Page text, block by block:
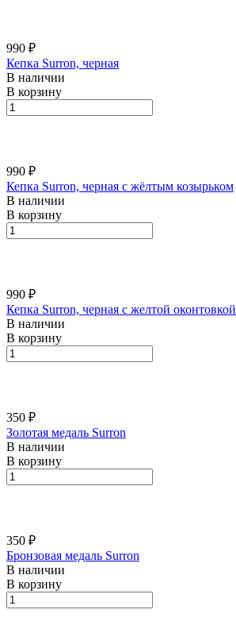
990 ₽
Кепка Surron, черная
В наличии
В корзину
990 ₽
Кепка Surron, черная с жёлтым козырьком
В наличии
В корзину
990 ₽
Кепка Surron, черная с желтой оконтовкой
В наличии
В корзину
350 ₽
Золотая медаль Surron
В наличии
В корзину
350 ₽
Бронзовая медаль Surron
В наличии
В корзину